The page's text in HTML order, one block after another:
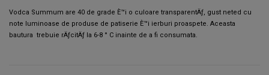
Vodca Summum are 40 de grade È™i o culoare transparentÄƒ, gust neted cu
note luminoase de produse de patiserie È™i ierburi proaspete. Aceasta
bautura trebuie rÄƒcitÄƒ la 6-8 ° C inainte de a fi consumata.